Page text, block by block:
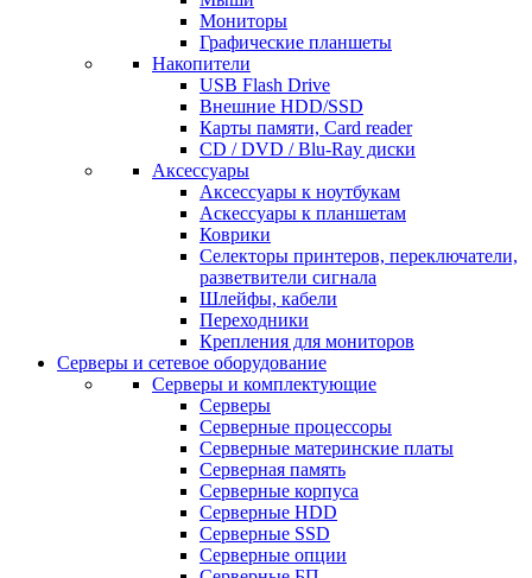
Мониторы
Графические планшеты
Накопители
USB Flash Drive
Внешние HDD/SSD
Карты памяти, Card reader
CD / DVD / Blu-Ray диски
Аксессуары
Аксессуары к ноутбукам
Аскессуары к планшетам
Коврики
Селекторы принтеров, переключатели,
разветвители сигнала
Шлейфы, кабели
Переходники
Крепления для мониторов
Серверы и сетевое оборудование
Серверы и комплектующие
Серверы
Серверные процессоры
Серверные материнские платы
Серверная память
Серверные корпуса
Серверные HDD
Серверные SSD
Серверные опции